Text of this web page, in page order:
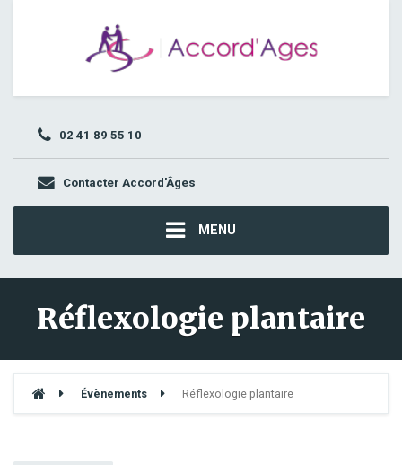
02 41 89 55 10
Contacter Accord'Âges
MENU
Réflexologie plantaire
Évènements Réflexologie plantaire